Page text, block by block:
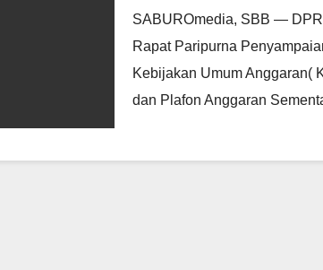
Efisien
SABUROmedia, SBB —
Rapat Paripurna
Kebijakan Umum Anggaran(
dan Plafon Anggaran